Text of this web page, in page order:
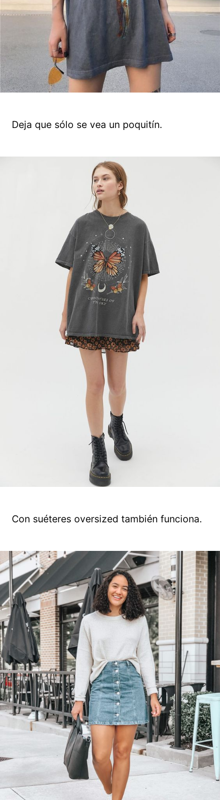
Deja que sólo se vea un poquitín.
Con suéteres oversized también funciona.